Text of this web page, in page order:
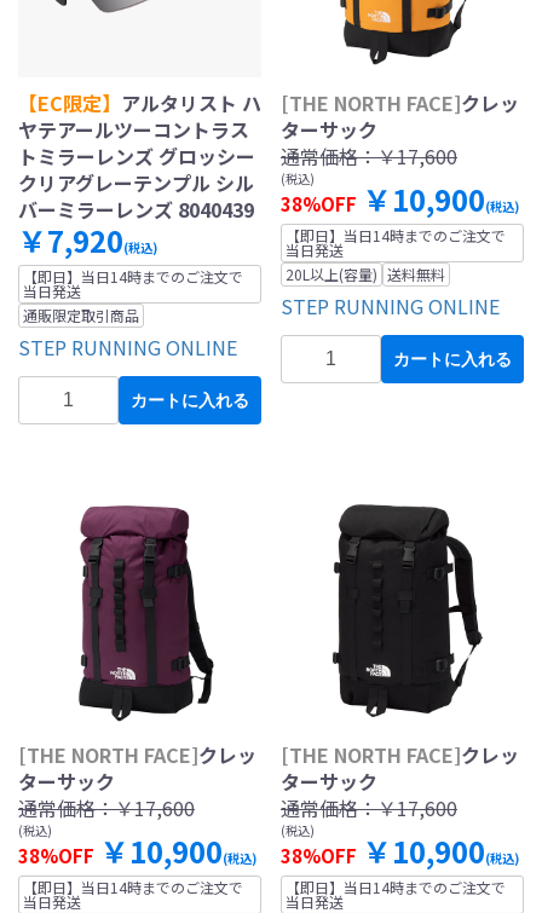
【EC限定】 アルタリスト ハ
ヤテアールツーコントラス
トミラーレンズ グロッシー
クリアグレーテンプル シル
バーミラーレンズ 8040439
￥7,920(税込)
【即日】当日14時までのご注文で
当日発送
通販限定取引商品
STEP RUNNING ONLINE
カートに入れる
[THE NORTH FACE]クレッ
ターサック
通常価格：￥17,600
(税込)
38%OFF ￥10,900(税込)
【即日】当日14時までのご注文で
当日発送
20L以上(容量) 送料無料
STEP RUNNING ONLINE
カートに入れる
[THE NORTH FACE]クレッ
ターサック
通常価格：￥17,600
(税込)
38%OFF ￥10,900(税込)
【即日】当日14時までのご注文で
当日発送
[THE NORTH FACE]クレッ
ターサック
通常価格：￥17,600
(税込)
38%OFF ￥10,900(税込)
【即日】当日14時までのご注文で
当日発送